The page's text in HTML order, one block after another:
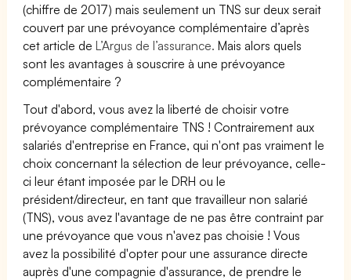
(chiffre de 2017) mais seulement un TNS sur deux serait
couvert par une prévoyance complémentaire d’après
cet article deL’Argus de l’assurance. Mais alors quels
sont les avantages à souscrire à une prévoyance
complémentaire ?
Tout d'abord, vous avez la liberté de choisir votre
prévoyance complémentaire TNS ! Contrairement aux
salariés d'entreprise en France, qui n'ont pas vraiment le
choix concernant la sélection de leur prévoyance, celle-
ci leur étant imposée par le DRH ou le
président/directeur, en tant que travailleur non salarié
(TNS), vous avez l'avantage de ne pas être contraint par
une prévoyance que vous n'avez pas choisie ! Vous
avez la possibilité d'opter pour une assurance directe
auprès d'une compagnie d'assurance, de prendre le